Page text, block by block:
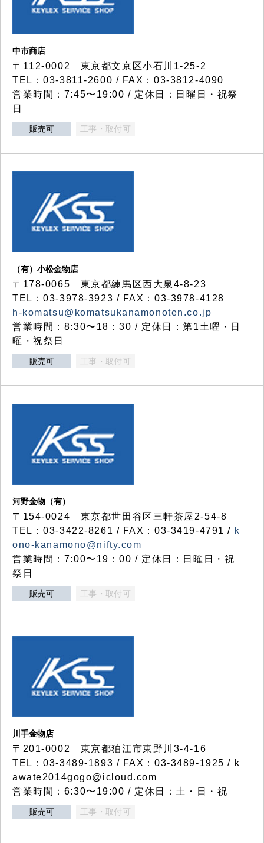
中市商店
〒112-0002 東京都文京区小石川1-25-2
TEL：03-3811-2600 / FAX：03-3812-4090
営業時間：7:45〜19:00 / 定休日：日曜日・祝祭
日
販売可 工事・取付可
（有）小松金物店
〒178-0065 東京都練馬区西大泉4-8-23
TEL：03-3978-3923 / FAX：03-3978-4128
h-komatsu@komatsukanamonoten.co.jp
営業時間：8:30〜18：30 / 定休日：第1土曜・日
曜・祝祭日
販売可 工事・取付可
河野金物（有）
〒154-0024 東京都世田谷区三軒茶屋2-54-8
TEL：03-3422-8261 / FAX：03-3419-4791 / k
ono-kanamono@nifty.com
営業時間：7:00〜19：00 / 定休日：日曜日・祝
祭日
販売可 工事・取付可
川手金物店
〒201-0002 東京都狛江市東野川3-4-16
TEL：03-3489-1893 / FAX：03-3489-1925 / k
awate2014gogo@icloud.com
営業時間：6:30〜19:00 / 定休日：土・日・祝
販売可 工事・取付可